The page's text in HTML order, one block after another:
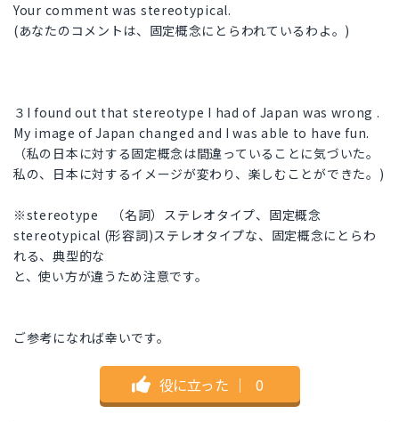
Your comment was stereotypical.
(あなたのコメントは、固定概念にとらわれているわよ。)
３I found out that stereotype I had of Japan was wrong .
My image of Japan changed and I was able to have fun.
（私の日本に対する固定概念は間違っていることに気づいた。
私の、日本に対するイメージが変わり、楽しむことができた。)
※stereotype （名詞）ステレオタイプ、固定概念
stereotypical (形容詞)ステレオタイプな、固定概念にとらわ
れる、典型的な
と、使い方が違うため注意です。
ご参考になれば幸いです。
役に立った ｜ 0